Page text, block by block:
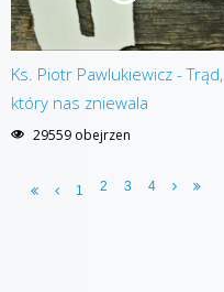
Ks. Piotr Pawlukiewicz - Trąd,
który nas zniewala
29559 obejrzen
1 2 3 4